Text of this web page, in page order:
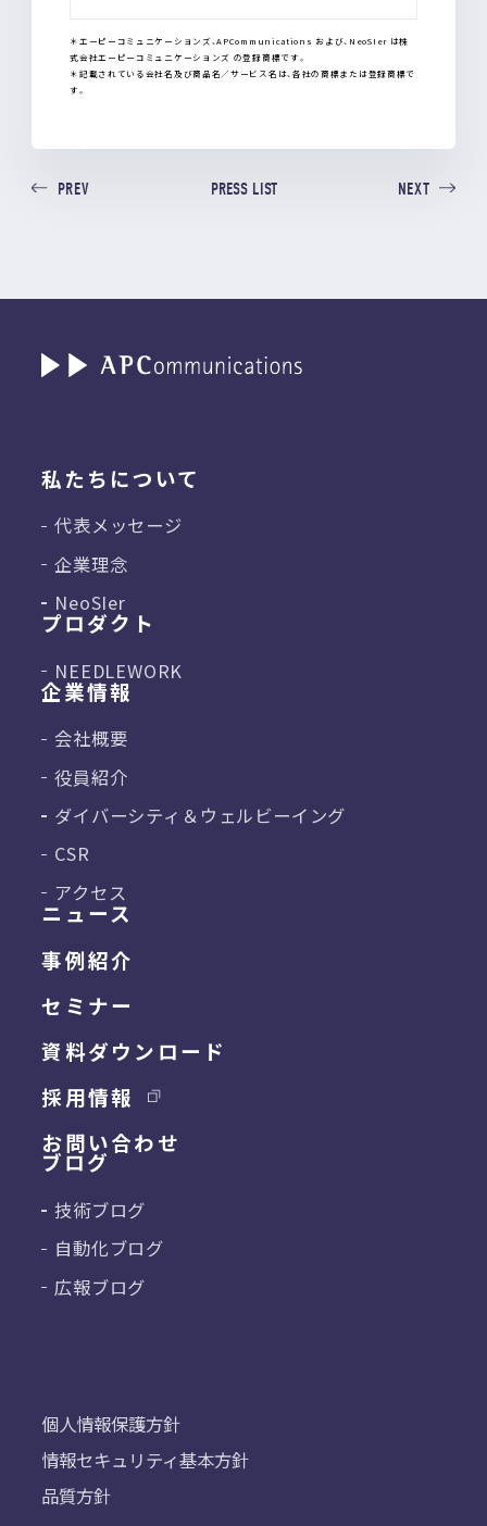
＊エーピーコミュニケーションズ、APCommunications および、NeoSIer は株
式会社エーピーコミュニケーションズ の登録商標です。
＊記載されている会社名及び商品名／サービス名は、各社の商標または登録商標で
す。
PREV PRESS LIST NEXT
個人情報保護方針
情報セキュリティ基本方針
品質方針
ニュース
事例紹介
セミナー
資料ダウンロード
採用情報
お問い合わせ
私たちについて
代表メッセージ
企業理念
NeoSIer
プロダクト
NEEDLEWORK
企業情報
会社概要
役員紹介
ダイバーシティ＆ ウェルビーイング
CSR
アクセス
ブログ
技術ブログ
自動化ブログ
広報ブログ